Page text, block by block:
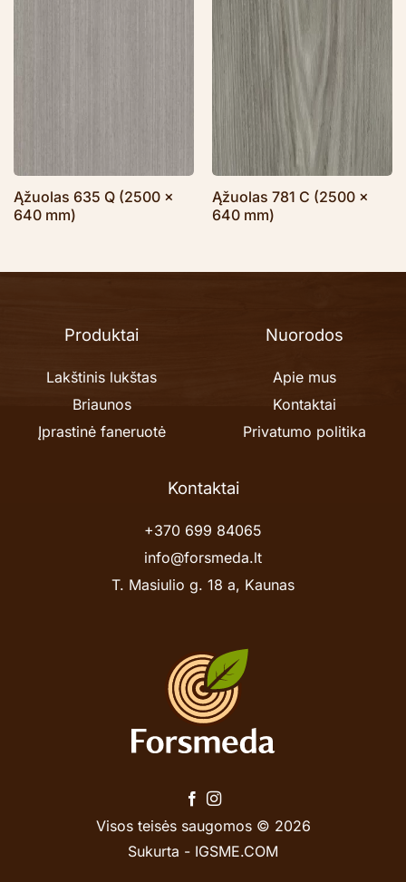
Ąžuolas 635 Q (2500 x
640 mm)
Ąžuolas 781 C (2500 x
640 mm)
Produktai
Lakštinis lukštas
Briaunos
Įprastinė faneruotė
Nuorodos
Apie mus
Kontaktai
Privatumo politika
Kontaktai
+370 699 84065
info@forsmeda.lt
T. Masiulio g. 18 a, Kaunas
Visos teisės saugomos © 2026
Sukurta - IGSME.COM